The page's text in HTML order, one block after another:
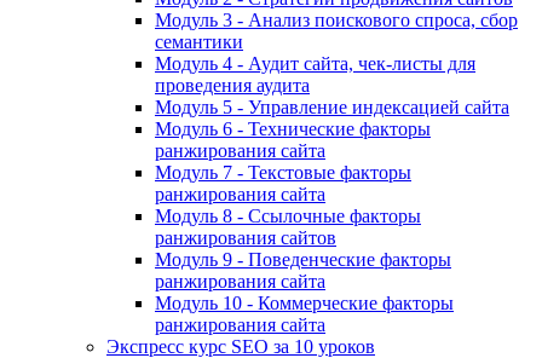
Модуль 3 - Анализ поискового спроса, сбор
семантики
Модуль 4 - Аудит сайта, чек-листы для
проведения аудита
Модуль 5 - Управление индексацией сайта
Модуль 6 - Технические факторы
ранжирования сайта
Модуль 7 - Текстовые факторы
ранжирования сайта
Модуль 8 - Ссылочные факторы
ранжирования сайтов
Модуль 9 - Поведенческие факторы
ранжирования сайта
Модуль 10 - Коммерческие факторы
ранжирования сайта
Экспресс курс SEO за 10 уроков